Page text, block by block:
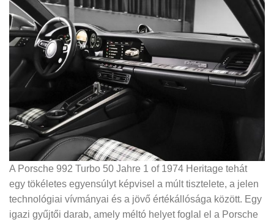
A Porsche 992 Turbo 50 Jahre 1 of 1974 Heritage tehát
egy tökéletes egyensúlyt képvisel a múlt tisztelete, a jelen
technológiai vívmányai és a jövő értékállósága között. Egy
igazi gyűjtői darab, amely méltó helyet foglal el a Porsche